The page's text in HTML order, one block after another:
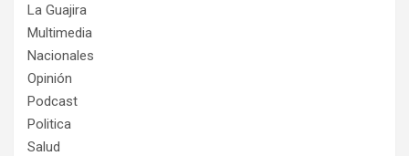
La Guajira
Multimedia
Nacionales
Opinión
Podcast
Politica
Salud